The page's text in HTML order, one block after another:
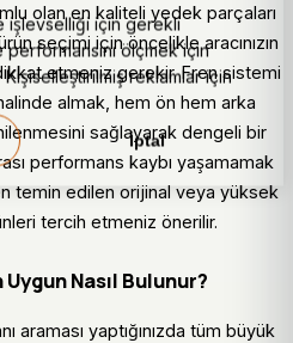
olan en kaliteli yedek parçaları
seçimi için öncelikle aracınızın
etmeniz gerekir. Fren sistemi
almak, hem ön hem arka
sağlayarak dengeli bir
performans kaybı yaşamamak
temin edilen orijinal veya yüksek
tercih etmeniz önerilir.
Uygun Nasıl Bulunur?
araması yaptığınızda tüm büyük
işlevselliği için gerekli
ölçmek için
Kişiselleştirilmiş reklamlar için
İptal